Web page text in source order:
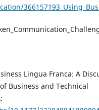
Lingua Franca: A
Business and Technical